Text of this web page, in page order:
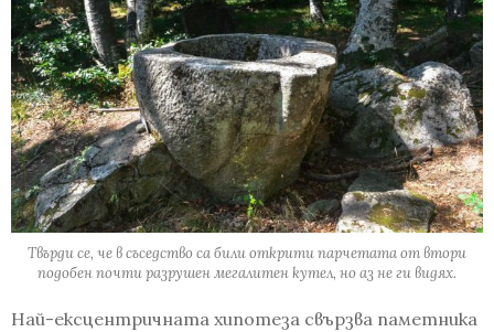
Твърди се, че в съседство са били открити парчетата от втори
подобен почти разрушен мегалитен кутел, но аз не ги видях.
Най-ексцентричната хипотеза свързва паметника